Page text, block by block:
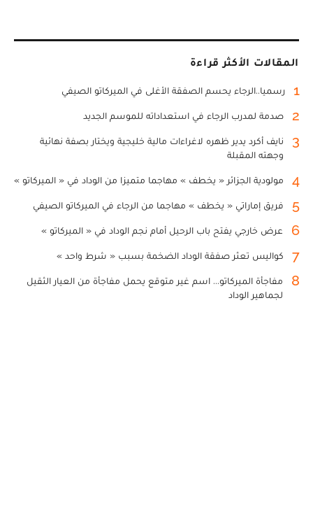
المقالات الأكثر قراءة
1 رسميا..الرجاء يحسم الصفقة الأغلى في الميركاتو الصيفي
2 صدمة لمدرب الرجاء في استعداداته للموسم الجديد
3
نايف أكرد يدير ظهره لاغراءات مالية خليجية ويختار بصفة نهائية
وجهته المقبلة
4 مولودية الجزائر « يخطف » مهاجما متميزا من الوداد في « الميركاتو »
5 فريق إماراتي « يخطف » مهاجما من الرجاء في الميركاتو الصيفي
6 عرض خارجي يفتح باب الرحيل أمام نجم الوداد في « الميركاتو »
7 كواليس تعثر صفقة الوداد الضخمة بسبب « شرط واحد »
8
مفاجأة الميركاتو... اسم غير متوقع يحمل مفاجأة من العيار الثقيل
لجماهير الوداد